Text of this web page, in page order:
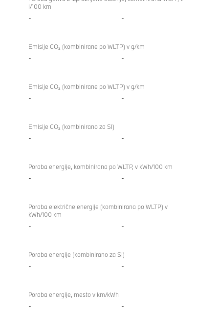
l/100 km
- -
Emisije CO₂ (kombinirane po WLTP) v g/km
- -
Emisije CO₂ (kombinirane po WLTP) v g/km
- -
Emisije CO₂ (kombinirano za SI)
- -
Poraba energije, kombinirana po WLTP, v kWh/100 km
- -
Poraba električne energije (kombinirana po WLTP) v
kWh/100 km
- -
Poraba energije (kombinirano za SI)
- -
Poraba energije, mesto v km/kWh
- -